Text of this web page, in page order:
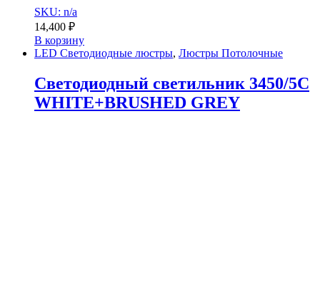
SKU: n/a
14,400 ₽
В корзину
LED Светодиодные люстры, Люстры Потолочные
Светодиодный светильник 3450/5C
WHITE+BRUSHED GREY